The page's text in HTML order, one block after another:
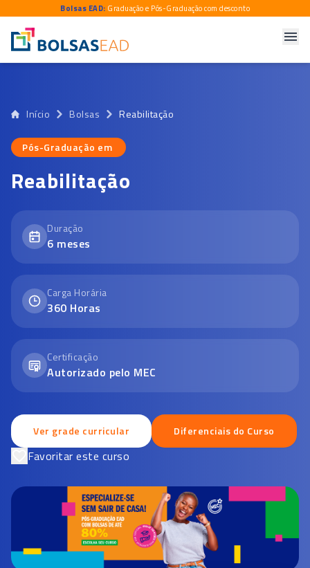
Bolsas EAD: Graduação e Pós-Graduação com desconto
Início Bolsas Reabilitação
Pós-Graduação em
Pós-Graduação em
Reabilitação
Duração
6 meses
Carga Horária
360 Horas
Certificação
Autorizado pelo MEC
Ver grade curricular Diferenciais do Curso
Favoritar este curso